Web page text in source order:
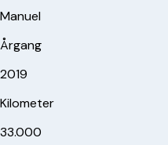
Manuel
Årgang
2019
Kilometer
33.000